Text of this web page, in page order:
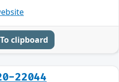
To clipboard
22044